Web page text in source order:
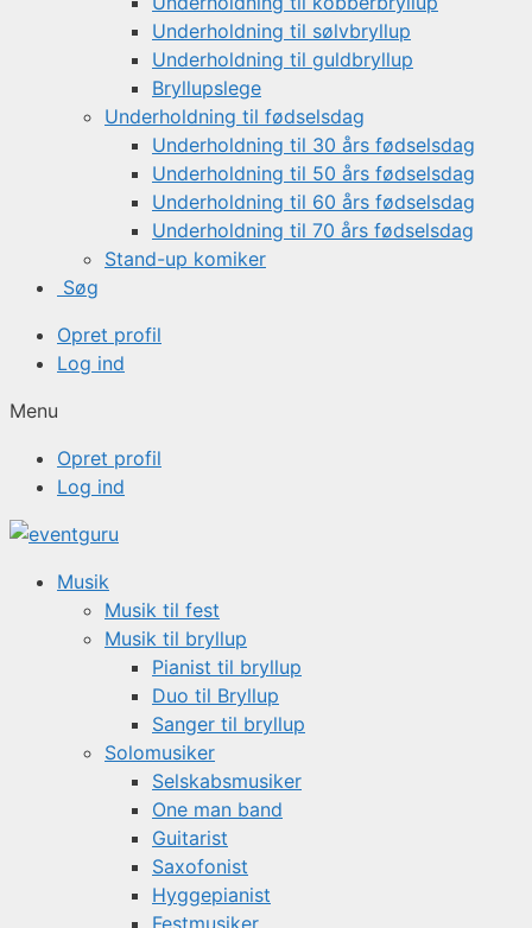
Underholdning til sølvbryllup
Underholdning til guldbryllup
Bryllupslege
Underholdning til fødselsdag
Underholdning til 30 års fødselsdag
Underholdning til 50 års fødselsdag
Underholdning til 60 års fødselsdag
Underholdning til 70 års fødselsdag
Stand-up komiker
Søg
Opret profil
Log ind
Menu
Opret profil
Log ind
Musik
Musik til fest
Musik til bryllup
Pianist til bryllup
Duo til Bryllup
Sanger til bryllup
Solomusiker
Selskabsmusiker
One man band
Guitarist
Saxofonist
Hyggepianist
Festmusiker